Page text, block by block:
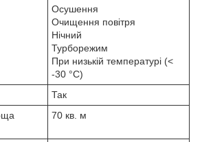
Осушення
Очищення повітря
Нічний
Турборежим
При низькій температурі (<
-30 °C)
Так
70 кв. м